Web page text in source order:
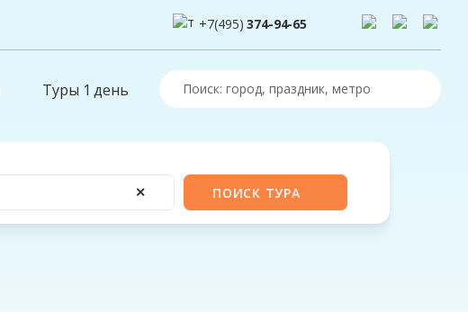
+7(495)374-94-65
Туры 1 день
✕ ПОИСК ТУРА